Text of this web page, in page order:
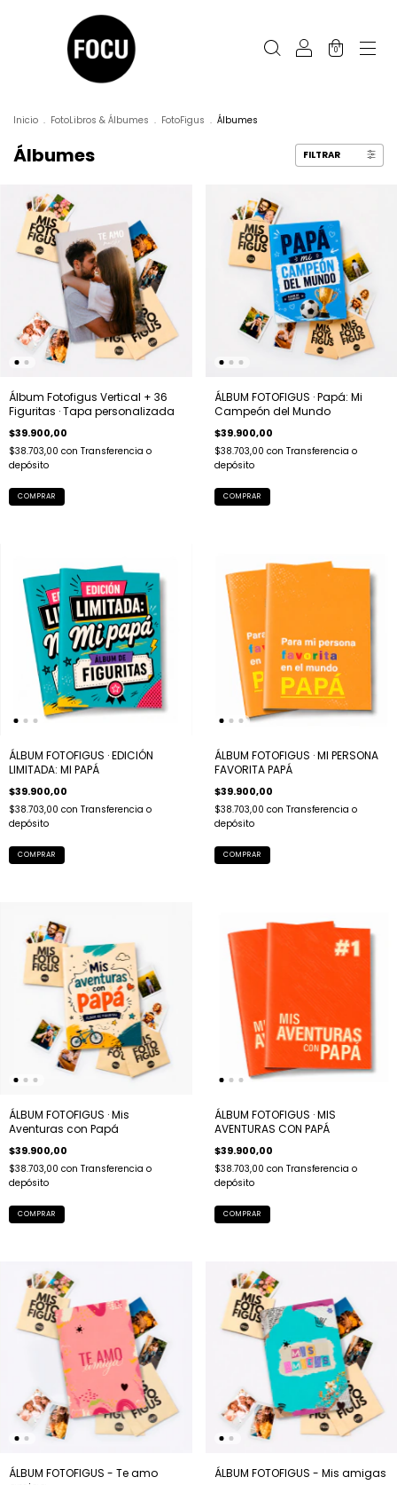
0
Inicio . FotoLibros & Álbumes . FotoFigus . Álbumes
Álbumes FILTRAR
Álbum Fotofigus Vertical + 36
Figuritas · Tapa personalizada
$39.900,00
$38.703,00 con Transferencia o
depósito
ÁLBUM FOTOFIGUS · Papá: Mi
Campeón del Mundo
$39.900,00
$38.703,00 con Transferencia o
depósito
COMPRAR
ÁLBUM FOTOFIGUS · EDICIÓN
LIMITADA: MI PAPÁ
$39.900,00
$38.703,00 con Transferencia o
depósito
ÁLBUM FOTOFIGUS · MI PERSONA
FAVORITA PAPÁ
$39.900,00
$38.703,00 con Transferencia o
depósito
ÁLBUM FOTOFIGUS · Mis
Aventuras con Papá
$39.900,00
$38.703,00 con Transferencia o
depósito
ÁLBUM FOTOFIGUS · MIS
AVENTURAS CON PAPÁ
$39.900,00
$38.703,00 con Transferencia o
depósito
COMPRAR
ÁLBUM FOTOFIGUS - Te amo
ÁLBUM FOTOFIGUS - Mis amigas